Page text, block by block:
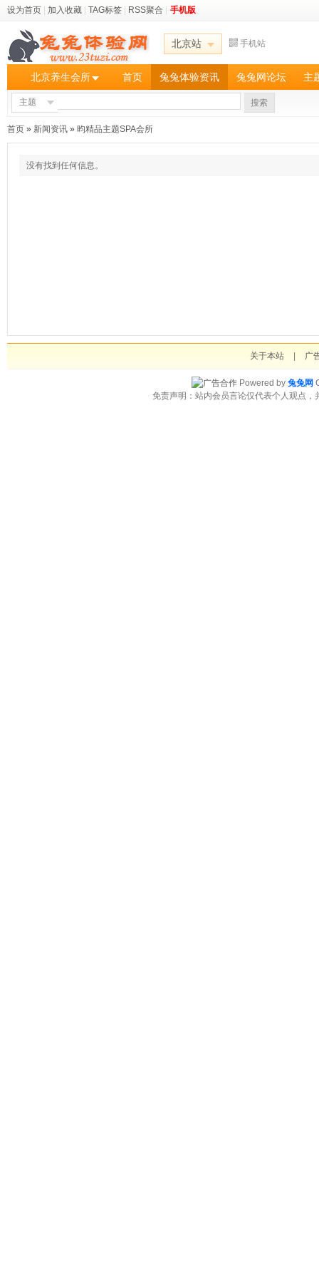
设为首页 加入收藏 TAG标签 RSS聚合 手机版
北京站 手机站
北京养生会所 首页 兔兔体验资讯 兔兔网论坛 主
主题 搜索
首页 » 新闻资讯 » 昀精品主题SPA会所
没有找到任何信息。
关于本站 广
Powered by 兔兔网
免责声明：站内会员言论仅代表个人观点